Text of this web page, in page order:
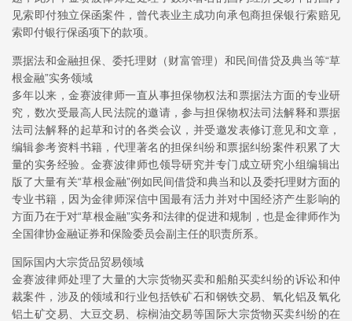
见索即付独立保函案件，曾代表业主成功向承包商担保银行索赔见
索即付银行保函项下的款项。
票据法和金融担保、委托理财（财富管理）和民间借贷及典当等“草
根金融”实务领域
多年以来，金赛波律师一直从事担保物权法和票据法方面的专业研
究，数次受最高人民法院的邀请，参与担保物权法司法解释和票据
法司法解释的起草和讨的各类会议，并受邀发表修订意见和文章，
编辑参考资料书籍，代理著名的担保纠纷和票据纠纷案件积累了大
量的实务经验。金赛波律师也领导研究并专门成立研究小组编辑出
版了大量有关“草根金融”例如民间借贷和典当和以及委托理财方面的
专业书籍，因为金律师深信中国最有活力并对中国经济产生影响的
方面乃在于对“草根金融”实务和法律的促进和规制，也是金律师作为
全国律协金融证券和保险委员会副主任的职责所系。
国际国内大宗货品贸易领域
金赛波律师处理了大量的大宗货物买卖和船舶买卖纠纷的诉讼和仲
裁案件，涉及的领域和行业包括铁矿石和钢铁交易、氧化铝及氧化
铝土矿交易、大豆交易、棕榈油交易等国际大宗货物买卖纠纷的在